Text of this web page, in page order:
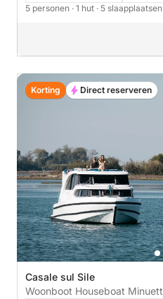
5 personen · 1 hut · 5 slaapplaatsen
Casale sul Sile
Korting Direct reserveren